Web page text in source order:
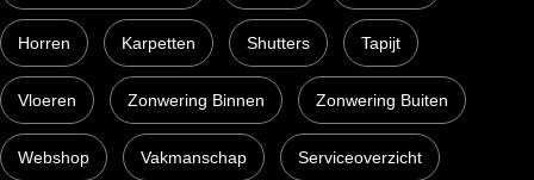
Horren Karpetten Shutters Tapijt
Vloeren Zonwering Binnen Zonwering Buiten
Webshop Vakmanschap Serviceoverzicht